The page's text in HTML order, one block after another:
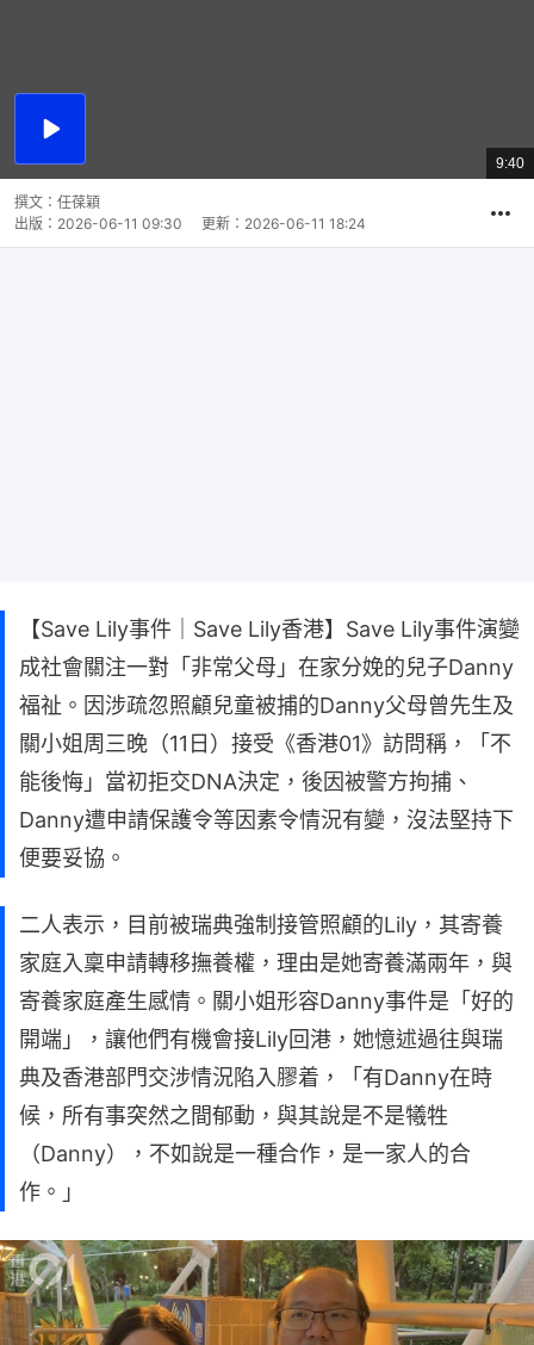
播
總
共
9:40
撰文： 任葆穎
出版： 2026-06-11 09:30 更新： 2026-06-11 18:24
【Save Lily事件｜Save Lily香港】Save Lily事件演變
成社會關注一對「非常父母」在家分娩的兒子Danny
福祉。因涉疏忽照顧兒童被捕的Danny父母曾先生及
關小姐周三晚（11日）接受《香港01》訪問稱，「不
能後悔」當初拒交DNA決定，後因被警方拘捕、
Danny遭申請保護令等因素令情況有變，沒法堅持下
便要妥協。
二人表示，目前被瑞典強制接管照顧的Lily，其寄養
家庭入稟申請轉移撫養權，理由是她寄養滿兩年，與
寄養家庭產生感情。關小姐形容Danny事件是「好的
開端」，讓他們有機會接Lily回港，她憶述過往與瑞
典及香港部門交涉情況陷入膠着，「有Danny在時
候，所有事突然之間郁動，與其說是不是犧牲
（Danny），不如說是一種合作，是一家人的合
作。」